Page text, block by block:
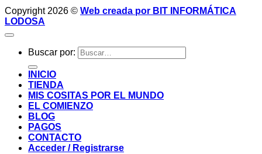
Copyright 2026 © Web creada por BIT INFORMÁTICA
LODOSA
Buscar por:
INICIO
TIENDA
MIS COSITAS POR EL MUNDO
EL COMIENZO
BLOG
PAGOS
CONTACTO
Acceder / Registrarse